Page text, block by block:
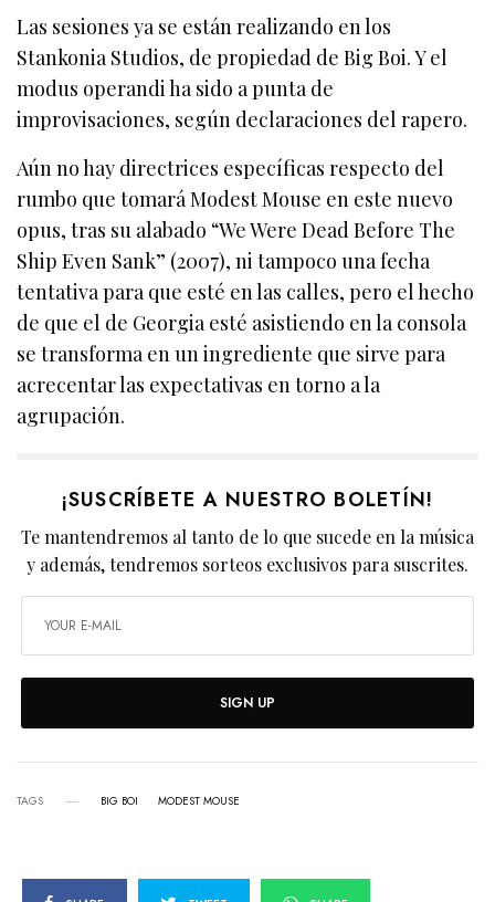
Las sesiones ya se están realizando en los
Stankonia Studios, de propiedad de Big Boi. Y el
modus operandi ha sido a punta de
improvisaciones, según declaraciones del rapero.
Aún no hay directrices específicas respecto del
rumbo que tomará Modest Mouse en este nuevo
opus, tras su alabado “We Were Dead Before The
Ship Even Sank” (2007), ni tampoco una fecha
tentativa para que esté en las calles, pero el hecho
de que el de Georgia esté asistiendo en la consola
se transforma en un ingrediente que sirve para
acrecentar las expectativas en torno a la
agrupación.
¡SUSCRÍBETE A NUESTRO BOLETÍN!
Te mantendremos al tanto de lo que sucede en la música
y además, tendremos sorteos exclusivos para suscrites.
SIGN UP
TAGS BIG BOI MODEST MOUSE